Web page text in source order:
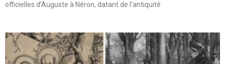
officielles d’Auguste à Néron, datant de l’antiquité